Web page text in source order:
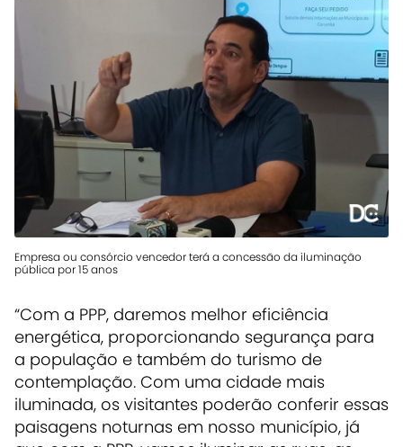
Empresa ou consórcio vencedor terá a concessão da iluminação
pública por 15 anos
“Com a PPP, daremos melhor eficiência
energética, proporcionando segurança para
a população e também do turismo de
contemplação. Com uma cidade mais
iluminada, os visitantes poderão conferir essas
paisagens noturnas em nosso município, já